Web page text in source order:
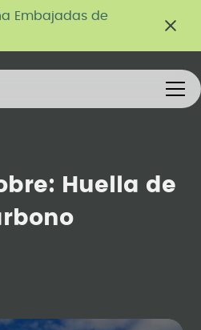
Embajadas de
Huella de